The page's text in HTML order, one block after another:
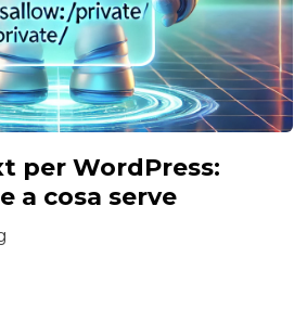
per WordPress:
a cosa serve